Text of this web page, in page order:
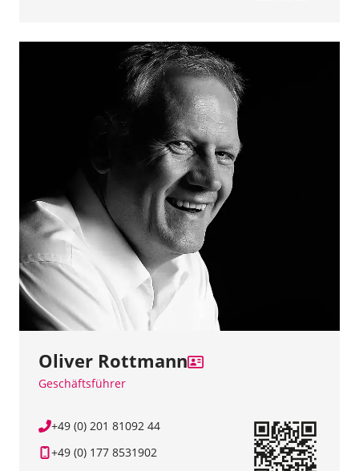
Oliver Rottmann
Geschäftsführer
+49 (0) 201 81092 44
+49 (0) 177 8531902